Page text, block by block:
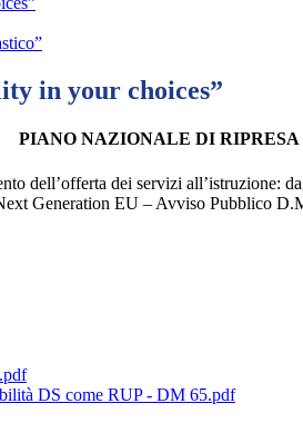
in your choices”
PIANO NAZIONALE DI
dell’offerta dei servizi all’istruzione:
Generation EU – Avviso Pubblico
DS come RUP - DM 65.pdf